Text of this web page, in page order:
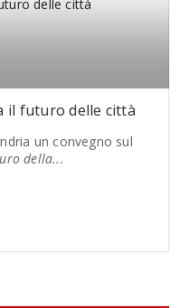
il futuro delle città
un convegno sul
della...